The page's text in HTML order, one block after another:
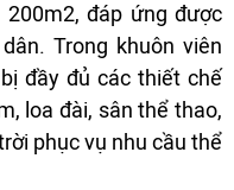
đáp ứng được
Trong khuôn viên
đầy đủ các thiết chế
loa đài, sân thể thao,
phục vụ nhu cầu thể